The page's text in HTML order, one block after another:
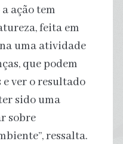
ação tem
feita em
uma atividade
que podem
ver o resultado
sido uma
sobre
ressalta.